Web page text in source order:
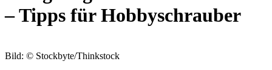
– Tipps für Hobbyschrauber
Bild: © Stockbyte/Thinkstock